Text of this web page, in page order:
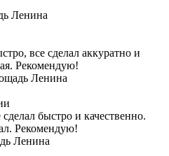
Ленина
все сделал аккуратно и
Рекомендую!
Ленина
быстро и качественно.
Рекомендую!
Ленина